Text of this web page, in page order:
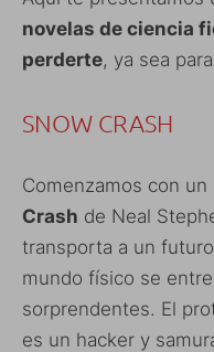
novelas de ciencia
perderte, ya sea
SNOW CRASH
Comenzamos con
Crash de Neal
transporta a un
mundo físico se
sorprendentes. El
es un hacker y